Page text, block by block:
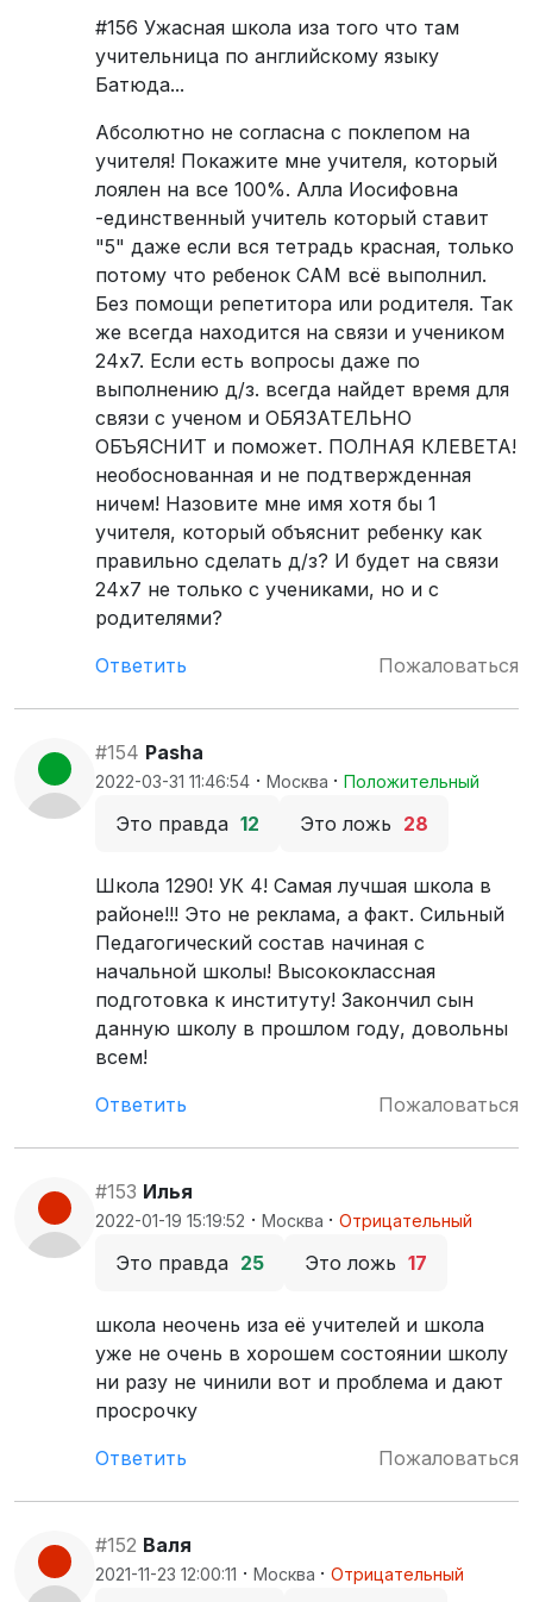
#156 Ужасная школа иза того что там
учительница по английскому языку
Батюда...
Абсолютно не согласна с поклепом на
учителя! Покажите мне учителя, который
лоялен на все 100%. Алла Иосифовна
-единственный учитель который ставит
"5" даже если вся тетрадь красная, только
потому что ребенок САМ всё выполнил.
Без помощи репетитора или родителя. Так
же всегда находится на связи и учеником
24х7. Если есть вопросы даже по
выполнению д/з. всегда найдет время для
связи с ученом и ОБЯЗАТЕЛЬНО
ОБЪЯСНИТ и поможет. ПОЛНАЯ КЛЕВЕТА!
необоснованная и не подтвержденная
ничем! Назовите мне имя хотя бы 1
учителя, который объяснит ребенку как
правильно сделать д/з? И будет на связи
24х7 не только с учениками, но и с
родителями?
Ответить
Пожаловаться
#154 Pasha
2022-03-31 11:46:54 · Москва · Положительный
Это правда 12 Это ложь 28
Школа 1290! УК 4! Самая лучшая школа в
районе!!! Это не реклама, а факт. Сильный
Педагогический состав начиная с
начальной школы! Высококлассная
подготовка к институту! Закончил сын
данную школу в прошлом году, довольны
всем!
Ответить
Пожаловаться
#153 Илья
2022-01-19 15:19:52 · Москва · Отрицательный
Это правда 25 Это ложь 17
школа неочень иза её учителей и школа
уже не очень в хорошем состоянии школу
ни разу не чинили вот и проблема и дают
просрочку
Ответить
Пожаловаться
#152 Валя
2021-11-23 12:00:11 · Москва · Отрицательный